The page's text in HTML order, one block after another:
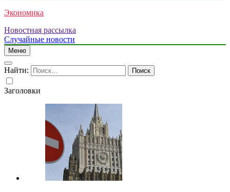
Экономика
Новостная рассылка
Случайные новости
Меню
Найти:
Заголовки